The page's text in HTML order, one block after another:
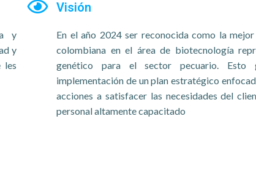
y
y
les
Visión
En el año 2024 ser reconocida como la
colombiana en el área de biotecnología
genético para el sector pecuario. Esto
implementación de un plan estratégico
acciones a satisfacer las necesidades del
personal altamente capacitado